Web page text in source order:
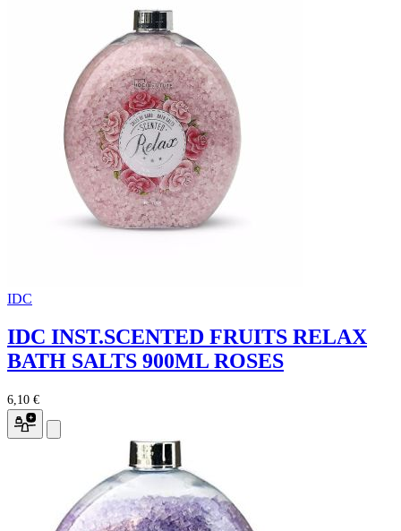
IDC
IDC INST.SCENTED FRUITS RELAX
BATH SALTS 900ML ROSES
6,10 €